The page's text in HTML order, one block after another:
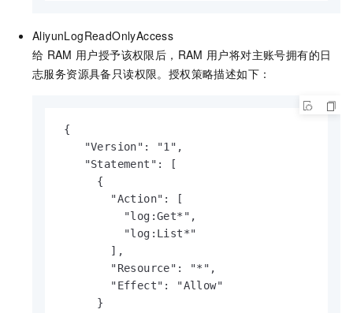
AliyunLogReadOnlyAccess
给 RAM 用户授予该权限后，RAM 用户将对主账号拥有的日
志服务资源具备只读权限。授权策略描述如下：
{
    "Version": "1",
    "Statement": [
      {
        "Action": [
          "log:Get*",
          "log:List*"
        ],
        "Resource": "*",
        "Effect": "Allow"
      }